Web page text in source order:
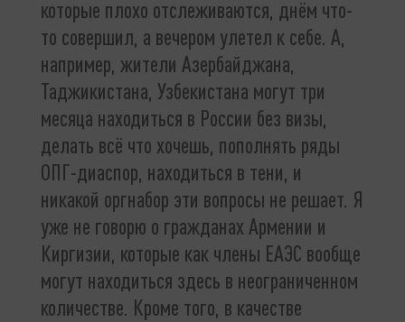
которые плохо отслеживаются, днём что-
то совершил, а вечером улетел к себе. А,
например, жители Азербайджана,
Таджикистана, Узбекистана могут три
месяца находиться в России без визы,
делать всё что хочешь, пополнять ряды
ОПГ-диаспор, находиться в тени, и
никакой оргнабор эти вопросы не решает. Я
уже не говорю о гражданах Армении и
Киргизии, которые как члены ЕАЭС вообще
могут находиться здесь в неограниченном
количестве. Кроме того, в качестве